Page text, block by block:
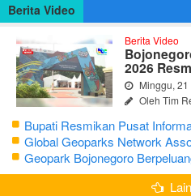
Berita Video
Berita Video
2026
Minggu,
Oleh Tim
Bupati Resmikan Pusat
Bojonegoro
Global Geoparks Network
Geosite di Bojonegoro
Geopark Bojonegoro
Global Geopark